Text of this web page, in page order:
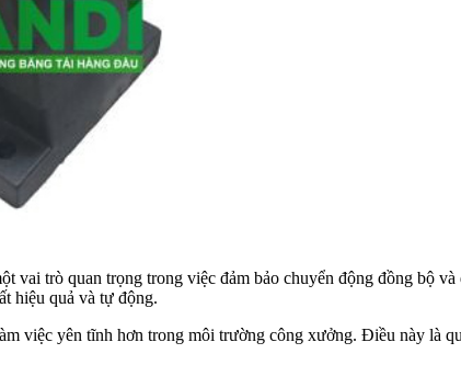
trò quan trọng trong việc đảm bảo chuyển động đồng bộ
hiệu quả và tự động.
việc yên tĩnh hơn trong môi trường công xưởng. Điều này là